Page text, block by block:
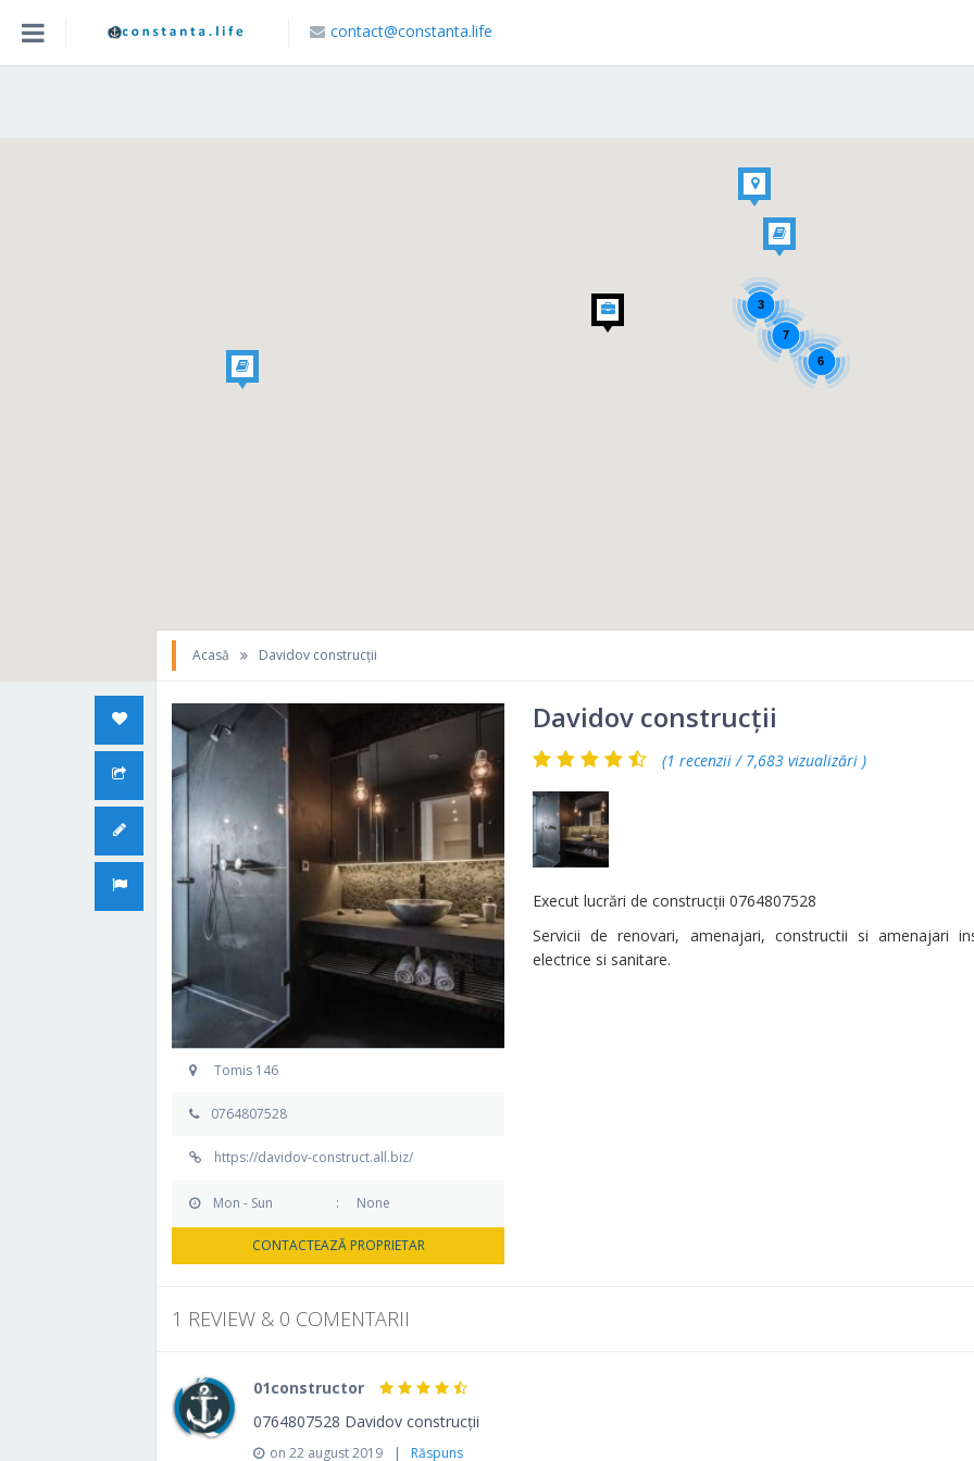
contact@constanta.life
3
7
6
Acasă Davidov construcții
Tomis 146
0764807528
https://davidov-construct.all.biz/
Mon - Sun : None
CONTACTEAZĂ PROPRIETAR
Davidov construcții
(1 recenzii / 7,683 vizualizări )
Execut lucrări de construcții 0764807528
Servicii de renovari, amenajari, constructii si amenajari
electrice si sanitare.
1 REVIEW & 0 COMENTARII
01constructor
0764807528 Davidov construcții
on 22 august 2019 | Răspuns